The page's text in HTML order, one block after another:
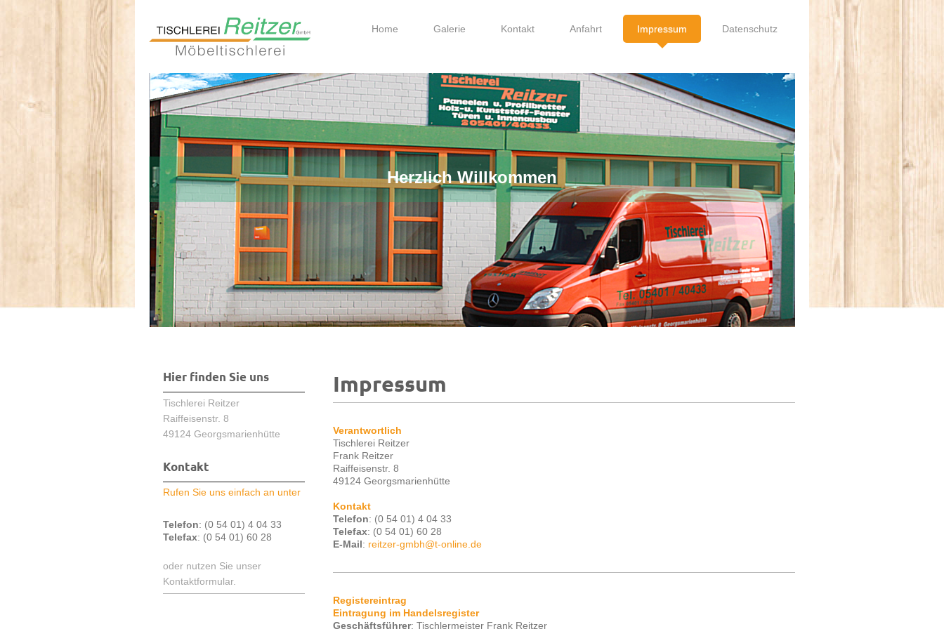
Home Galerie Kontakt Anfahrt Impressum Datenschutz
Herzlich Willkommen
Impressum
Verantwortlich
Tischlerei Reitzer
Frank Reitzer
Raiffeisenstr. 8
49124 Georgsmarienhütte
Kontakt
Telefon: (0 54 01) 4 04 33
Telefax: (0 54 01) 60 28
E-Mail: reitzer-gmbh@t-online.de
Registereintrag
Eintragung im Handelsregister
Geschäftsführer: Tischlermeister Frank Reitzer
Hier finden Sie uns
Tischlerei Reitzer
Raiffeisenstr. 8
49124 Georgsmarienhütte
Kontakt
Rufen Sie uns einfach an unter
Telefon: (0 54 01) 4 04 33
Telefax: (0 54 01) 60 28
oder nutzen Sie unser
Kontaktformular.